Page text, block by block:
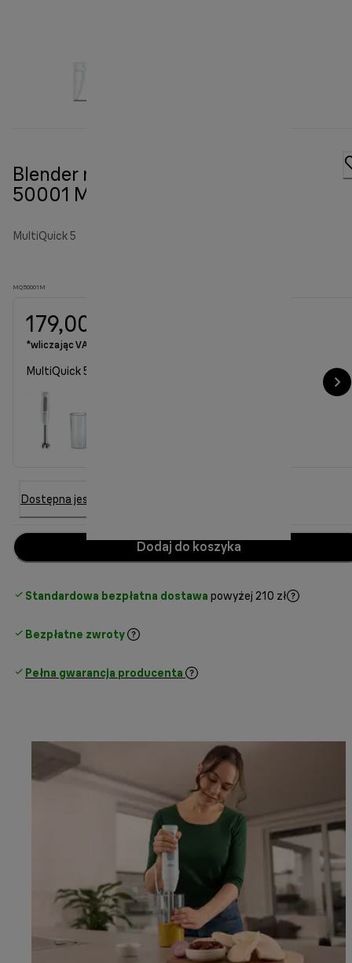
Blender ręczny MultiQuick 5 MQ
50001 M
MultiQuick 5
MQ50001M
179,00 zł
*wliczając VAT
MultiQuick 50001M z pojemnikiem z miarką
Dostępna jest 6 inna opcja
Dodaj do koszyka
Standardowa bezpłatna dostawa powyżej 210 zł
Bezpłatne zwroty
Pełna gwarancja producenta